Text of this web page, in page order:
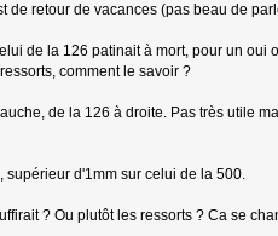
de retour de vacances (pas beau de
de la 126 patinait à mort, pour un
comment le savoir ?
de la 126 à droite. Pas très utile
supérieur d'1mm sur celui de la 500.
? Ou plutôt les ressorts ? Ca se